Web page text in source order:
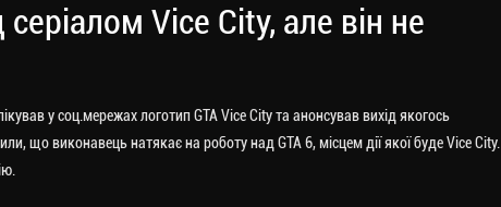
Vice City, але він не
у соц.мережах логотип GTA Vice City та анонсував вихід якогось
що виконавець натякає на роботу над GTA 6, місцем дії якої буде Vice City.